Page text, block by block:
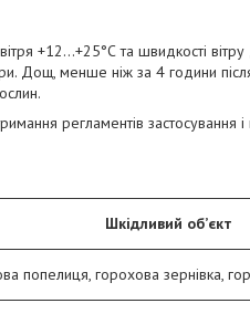
+12...+25°С та швидкості
Дощ, менше ніж за 4 години
регламентів застосування
Шкідливий об’єкт
попелиця, горохова зернівка,